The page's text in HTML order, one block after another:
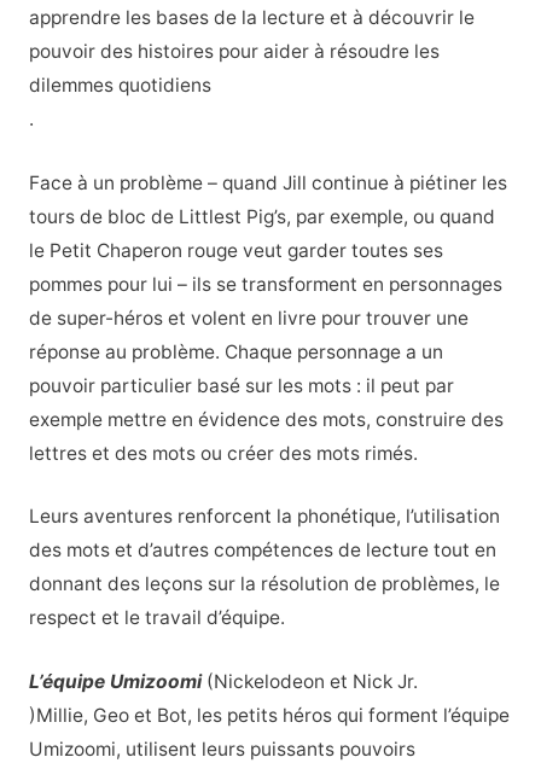
apprendre les bases de la lecture et à découvrir le
pouvoir des histoires pour aider à résoudre les
dilemmes quotidiens
.
Face à un problème – quand Jill continue à piétiner les
tours de bloc de Littlest Pig’s, par exemple, ou quand
le Petit Chaperon rouge veut garder toutes ses
pommes pour lui – ils se transforment en personnages
de super-héros et volent en livre pour trouver une
réponse au problème. Chaque personnage a un
pouvoir particulier basé sur les mots : il peut par
exemple mettre en évidence des mots, construire des
lettres et des mots ou créer des mots rimés.
Leurs aventures renforcent la phonétique, l’utilisation
des mots et d’autres compétences de lecture tout en
donnant des leçons sur la résolution de problèmes, le
respect et le travail d’équipe.
L’équipe Umizoomi(Nickelodeon et Nick Jr.
)Millie, Geo et Bot, les petits héros qui forment l’équipe
Umizoomi, utilisent leurs puissants pouvoirs